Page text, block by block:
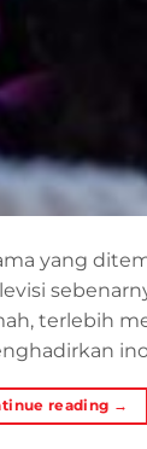
yang
terlebih
reading →